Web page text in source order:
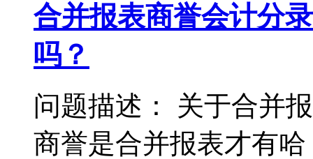
合并报表商誉会计分
吗？
问题描述： 关于合并
商誉是合并报表才有